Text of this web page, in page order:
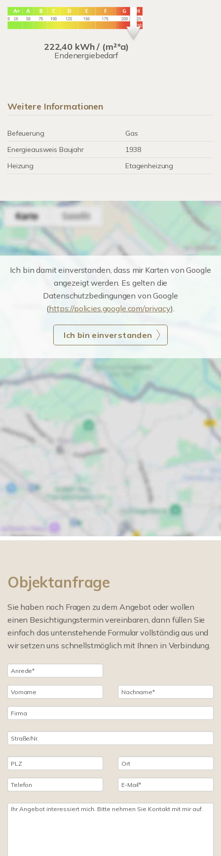
222,40 kWh / (m²*a)
Endenergiebedarf
Weitere Informationen
Befeuerung
Gas
Energieausweis Baujahr
1938
Heizung
Etagenheizung
Ich bin damit einverstanden, dass mir Karten von Google
angezeigt werden. Es gelten die
Datenschutzbedingungen von Google
(https://policies.google.com/privacy).
Ich bin einverstanden
Objektanfrage
Sie haben noch Fragen zu dem Angebot oder wollen
einen Besichtigungstermin vereinbaren, dann füllen Sie
einfach das untenstehende Formular vollständig aus und
wir setzen uns schnellstmöglich mit Ihnen in Verbindung.